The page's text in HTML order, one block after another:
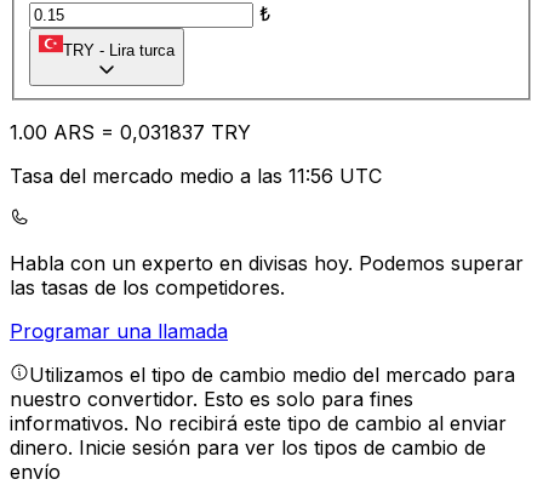
₺
TRY - Lira turca
1.00 ARS = 0,031837 TRY
Tasa del mercado medio a las 11:56 UTC
Habla con un experto en divisas hoy. Podemos superar
las tasas de los competidores.
Programar una llamada
Utilizamos el tipo de cambio medio del mercado para
nuestro convertidor. Esto es solo para fines
informativos. No recibirá este tipo de cambio al enviar
dinero. Inicie sesión para ver los tipos de cambio de
envío